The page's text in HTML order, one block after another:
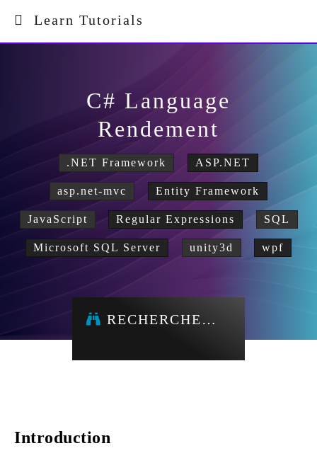
Learn Tutorials
C# Language
Rendement
.NET Framework ASP.NET
asp.net-mvc Entity Framework
JavaScript Regular Expressions SQL
Microsoft SQL Server unity3d wpf
RECHERCHE…
Introduction